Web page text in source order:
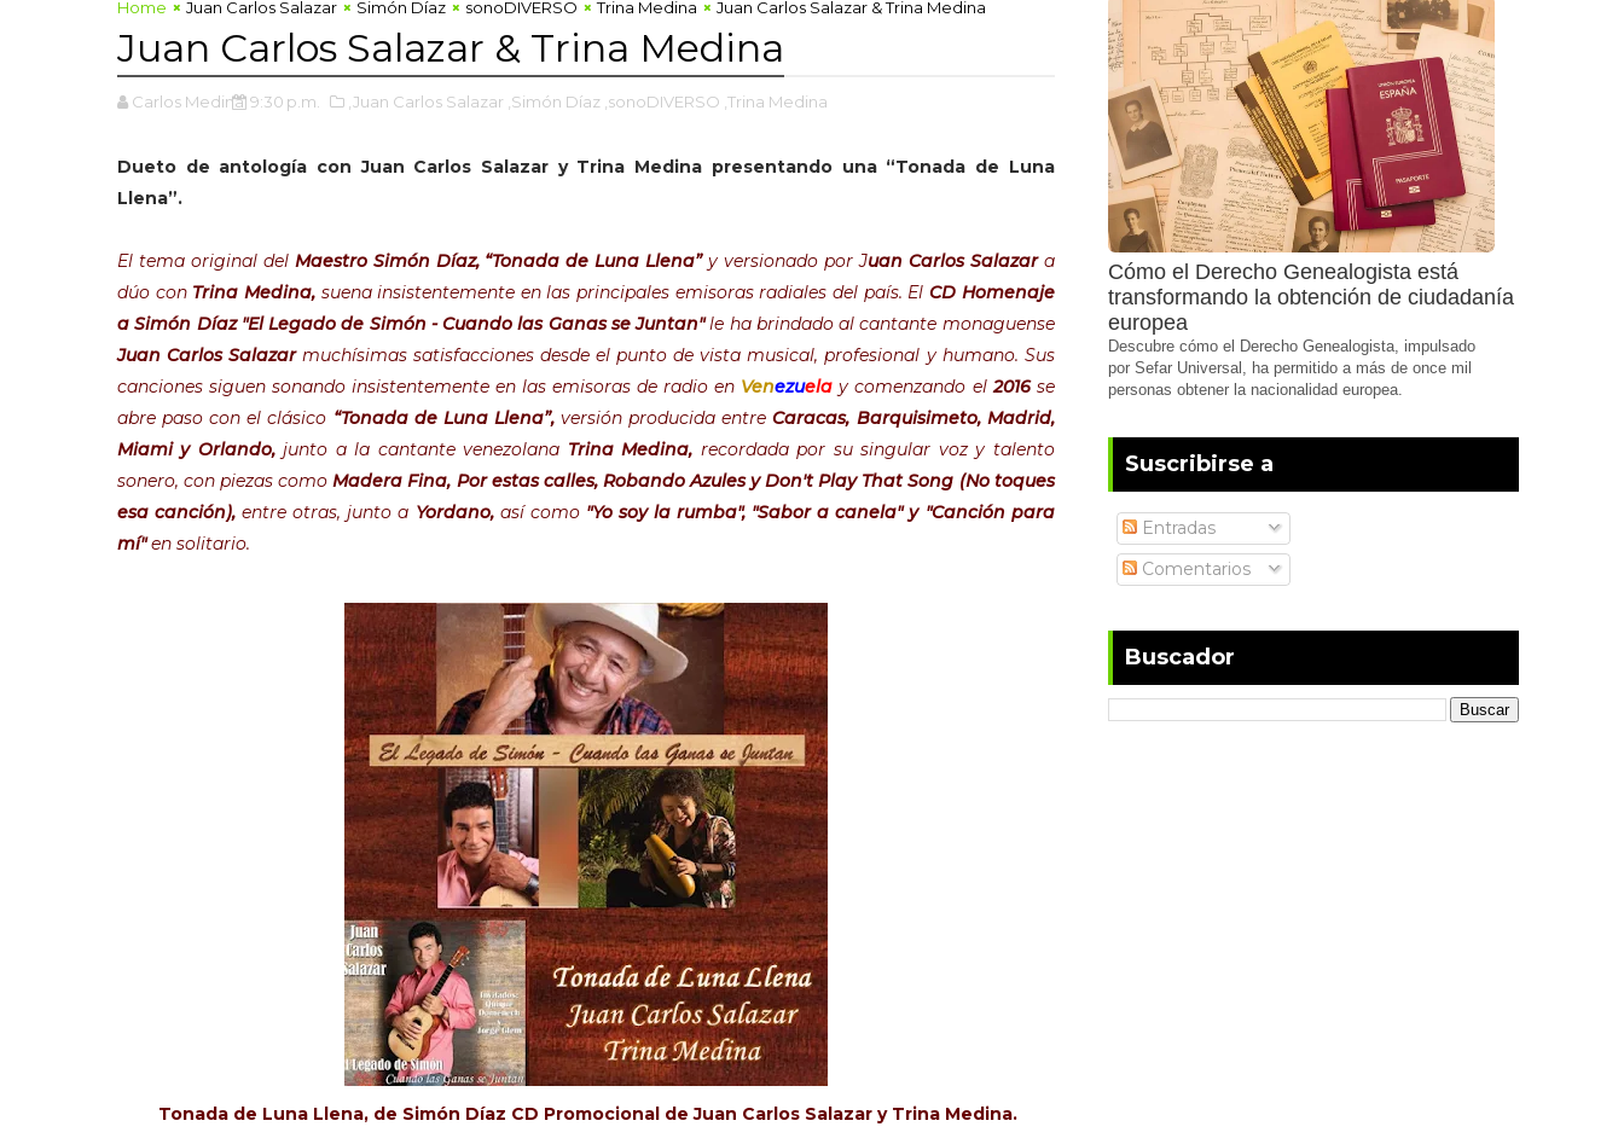
Home Juan Carlos Salazar Simón Díaz sonoDIVERSO Trina Medina Juan Carlos Salazar & Trina Medina
Juan Carlos Salazar & Trina Medina
Carlos Medina 9:30 p.m. ,Juan Carlos Salazar ,Simón Díaz ,sonoDIVERSO ,Trina Medina
Dueto de antología con Juan Carlos Salazar y Trina Medina presentando una “Tonada de Luna
Llena”.
El tema original del Maestro Simón Díaz, “Tonada de Luna Llena”y versionado por Juan Carlos Salazar a
dúo con Trina Medina, suena insistentemente en las principales emisoras radiales del país. El CD Homenaje
a Simón Díaz "El Legado de Simón - Cuando las Ganas se Juntan"le ha brindado al cantante monaguense
Juan Carlos Salazarmuchísimas satisfacciones desde el punto de vista musical, profesional y humano. Sus
canciones siguen sonando insistentemente en las emisoras de radio en Venezuela y comenzando el2016 se
abre paso con el clásico “Tonada de Luna Llena”,versión producida entreCaracas, Barquisimeto, Madrid,
Miami y Orlando,junto a la cantante venezolana Trina Medina, recordada por su singular voz y talento
sonero, con piezas comoMadera Fina, Por estas calles, Robando Azules y Don't Play That Song (No toques
esa canción),entre otras, junto a Yordano,así como "Yo soy la rumba", "Sabor a canela" y "Canción para
mí"en solitario.
Tonada de Luna Llena, de Simón Díaz CD Promocional de Juan Carlos Salazar y Trina Medina.
Cómo el Derecho Genealogista está
transformando la obtención de ciudadanía
europea
Descubre cómo el Derecho Genealogista, impulsado
por Sefar Universal, ha permitido a más de once mil
personas obtener la nacionalidad europea.
Suscribirse a
Entradas
Comentarios
Buscador